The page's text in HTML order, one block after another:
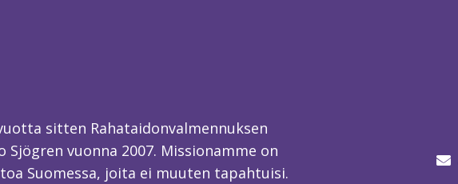
sitten Rahataidonvalmennuksen
vuonna 2007. Missionamme on
Suomessa, joita ei muuten tapahtuisi.